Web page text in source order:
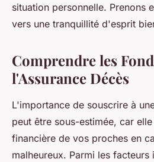
situation personnelle. Prenons
vers une tranquillité d'esprit
Comprendre les
l'Assurance Décès
L'importance de souscrire à
peut être sous-estimée, car
financière de vos proches en
malheureux. Parmi les